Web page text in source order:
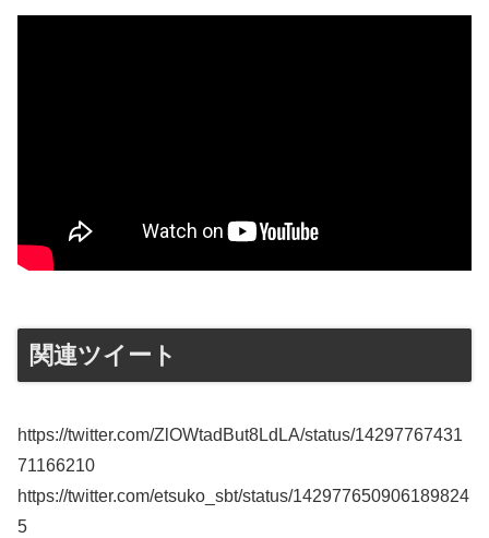
関連ツイート
https://twitter.com/ZlOWtadBut8LdLA/status/14297767431
71166210
https://twitter.com/etsuko_sbt/status/142977650906189824
5